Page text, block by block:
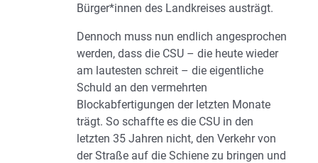
Bürger*innen des Landkreises austrägt.
Dennoch muss nun endlich angesprochen
werden, dass die CSU – die heute wieder
am lautesten schreit – die eigentliche
Schuld an den vermehrten
Blockabfertigungen der letzten Monate
trägt. So schaffte es die CSU in den
letzten 35 Jahren nicht, den Verkehr von
der Straße auf die Schiene zu bringen und